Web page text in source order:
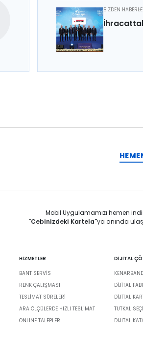
BİZDEN
Mobil Uygulamamızı hemen
"Cebinizdeki Kartela"ya anında
HİZMETLER
BANT SERVIS
RENK ÇALIŞMASI
TESLIMAT SÜRELERI
ARA ÖLÇÜLERDE HIZLI TESLIMAT
ONLINE TALEPLER
DİJİTAL
DIJITAL
DİJİTAL
TUTKAL
DIJITAL